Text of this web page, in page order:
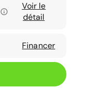
Voir le
détail
Financer